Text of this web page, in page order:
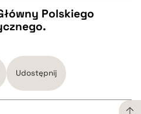
Polskiego
Udostępnij